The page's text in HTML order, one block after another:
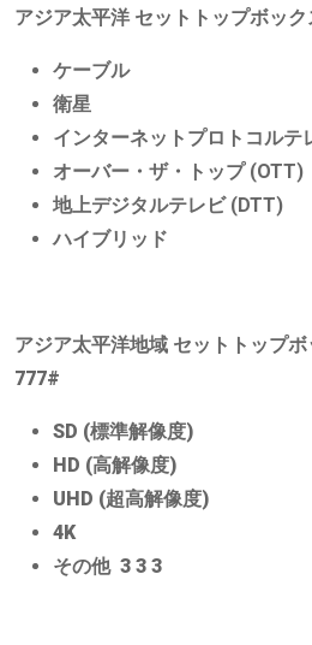
アジア太平洋 セットトップボッ
ケーブル
衛星
インターネットプロトコルテ
オーバー・ザ・トップ (OTT)
地上デジタルテレビ (DTT)
ハイブリッド
アジア太平洋地域 セットトップ
777#
SD (標準解像度)
HD (高解像度)
UHD (超高解像度)
4K
その他 3 3 3